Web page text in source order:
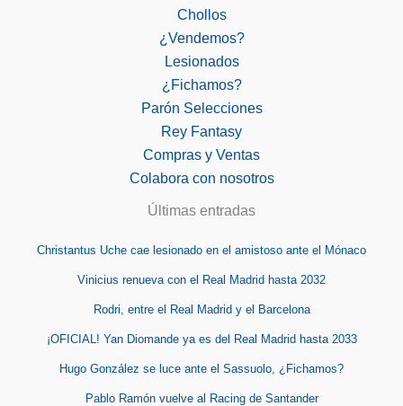
Chollos
¿Vendemos?
Lesionados
¿Fichamos?
Parón Selecciones
Rey Fantasy
Compras y Ventas
Colabora con nosotros
Últimas entradas
Christantus Uche cae lesionado en el amistoso ante el Mónaco
Vinicius renueva con el Real Madrid hasta 2032
Rodri, entre el Real Madrid y el Barcelona
¡OFICIAL! Yan Diomande ya es del Real Madrid hasta 2033
Hugo González se luce ante el Sassuolo, ¿Fichamos?
Pablo Ramón vuelve al Racing de Santander